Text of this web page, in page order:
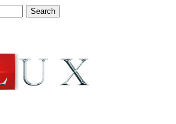
Search